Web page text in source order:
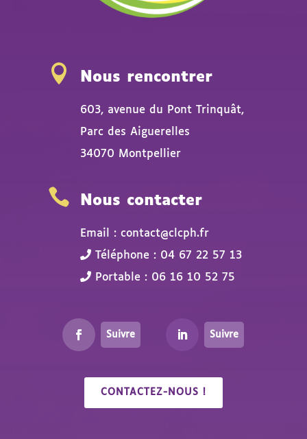
 Nous rencontrer
603, avenue du Pont Trinquât,
Parc des Aiguerelles
34070 Montpellier
 Nous contacter
Email : contact@clcph.fr
Téléphone : 04 67 22 57 13
Portable : 06 16 10 52 75
Suivre Suivre
CONTACTEZ-NOUS !